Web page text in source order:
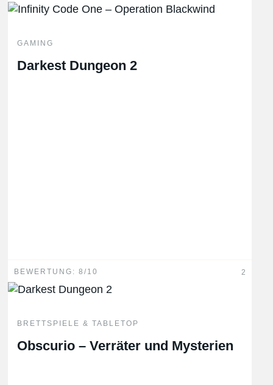
GAMING
Darkest Dungeon 2
BEWERTUNG: 8/10 2
BRETTSPIELE & TABLETOP
Obscurio – Verräter und Mysterien